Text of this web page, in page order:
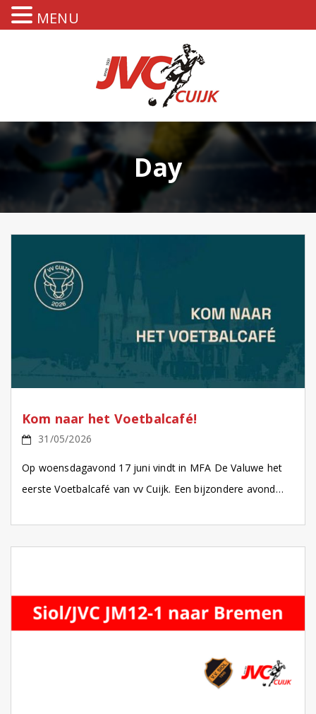
Day
Kom naar het Voetbalcafé!
31/05/2026
Op woensdagavond 17 juni vindt in MFA De Valuwe het
eerste Voetbalcafé van vv Cuijk. Een bijzondere avond
MENU